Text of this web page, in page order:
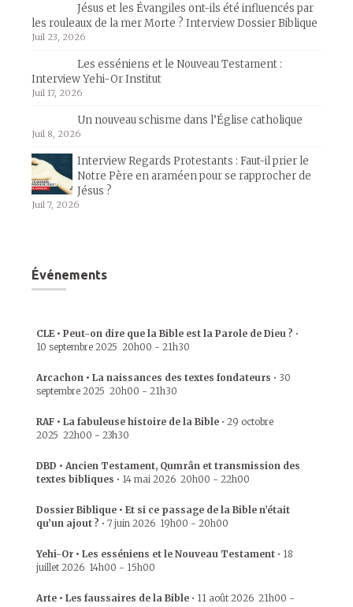
Jésus et les Évangiles ont-ils été influencés par
les rouleaux de la mer Morte ? Interview Dossier Biblique
Juil 23, 2026
Les esséniens et le Nouveau Testament :
Interview Yehi-Or Institut
Juil 17, 2026
Un nouveau schisme dans l’Église catholique
Juil 8, 2026
Interview Regards Protestants : Faut-il prier le
Notre Père en araméen pour se rapprocher de
Jésus ?
Juil 7, 2026
Événements
CLE • Peut-on dire que la Bible est la Parole de Dieu ? •
10 septembre 2025 20h00 - 21h30
Arcachon • La naissances des textes fondateurs • 30
septembre 2025 20h00 - 21h30
RAF • La fabuleuse histoire de la Bible • 29 octobre
2025 22h00 - 23h30
DBD • Ancien Testament, Qumrân et transmission des
textes bibliques • 14 mai 2026 20h00 - 22h00
Dossier Biblique • Et si ce passage de la Bible n’était
qu’un ajout ? • 7 juin 2026 19h00 - 20h00
Yehi-Or • Les esséniens et le Nouveau Testament • 18
juillet 2026 14h00 - 15h00
Arte • Les faussaires de la Bible • 11 août 2026 21h00 -